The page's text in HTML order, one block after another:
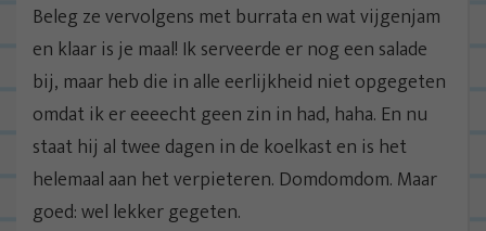
Beleg ze vervolgens met burrata en wat vijgenjam
en klaar is je maal! Ik serveerde er nog een salade
bij, maar heb die in alle eerlijkheid niet opgegeten
omdat ik er eeeecht geen zin in had, haha. En nu
staat hij al twee dagen in de koelkast en is het
helemaal aan het verpieteren. Domdomdom. Maar
goed: wel lekker gegeten.